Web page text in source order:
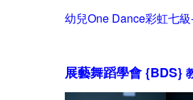
幼兒One Dance彩虹七
展藝舞蹈學會 {BDS}